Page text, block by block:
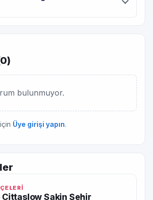
0)
bulunmuyor.
Üye girişi yapın.
Cittaslow Sakin Şehir